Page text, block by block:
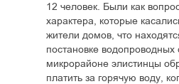
12 человек. Были как
характера, которые
жители домов, что
постановке
микрорайоне элистинцы
платить за горячую воду,